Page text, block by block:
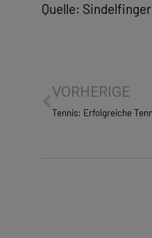
Quelle:
VORHERIGE
Tennis: Erfolgreiche